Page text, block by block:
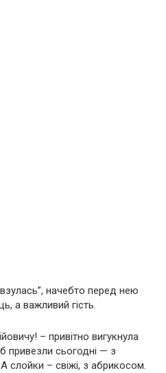
начебто перед нею
а важливий гість.
– привітно вигукнула
привезли сьогодні — з
слойки – свіжі, з абрикосом.